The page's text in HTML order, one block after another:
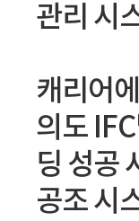
관리 시
캐리어
의도
딩 성공
공조 시